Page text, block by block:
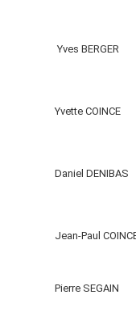
Yves BERGER
Yvette COINCE
Daniel DENIBAS
Jean-Paul
Pierre SEGAIN